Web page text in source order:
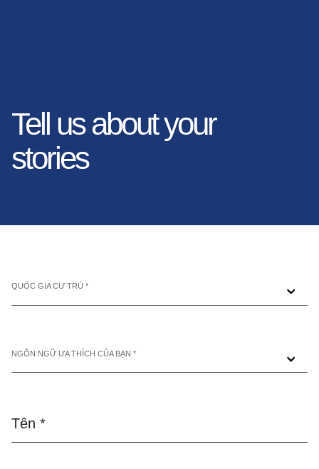
Tell us about your
stories
QUỐC GIA CƯ TRÚ *
NGÔN NGỮ ƯA THÍCH CỦA BẠN *
Tên *